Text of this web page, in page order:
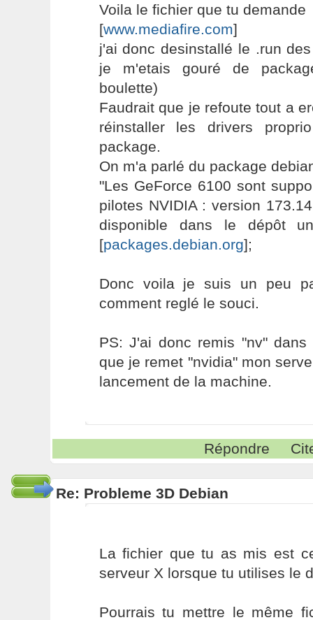
Voila le fichier que tu demande
[www.mediafire.com]
j'ai donc desinstallé le .run
je m'etais gouré de
boulette)
Faudrait que je refoute tout a
réinstaller les drivers
package.
On m'a parlé du package
"Les GeForce 6100 sont
pilotes NVIDIA : version
disponible dans le dépôt
[packages.debian.org];
Donc voila je suis un peu
comment reglé le souci.
PS: J'ai donc remis "nv"
que je remet "nvidia" mon
lancement de la machine.
Répondre
Re: Probleme 3D Debian
La fichier que tu as mis est
serveur X lorsque tu utilises le
Pourrais tu mettre le même